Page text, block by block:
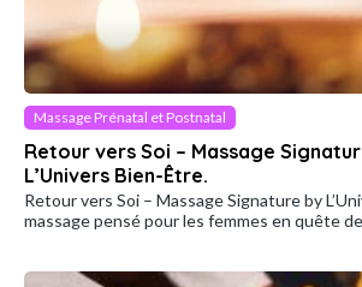
Massage Prénatal et Postnatal
Retour vers Soi – Massage
L’Univers Bien-Être.
Retour vers Soi – Massage Signature by
massage pensé pour les femmes en quête